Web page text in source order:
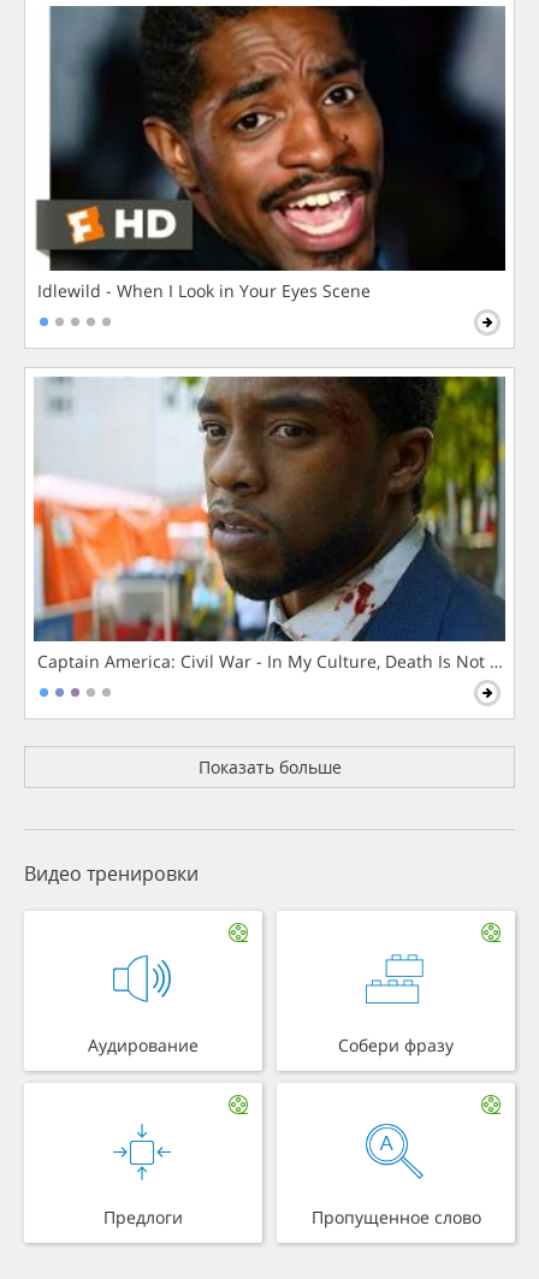
Idlewild - When I Look in Your Eyes Scene
Captain America: Civil War - In My Culture, Death Is Not The
Показать больше
Видео тренировки
Аудирование Собери фразу
Предлоги Пропущенное слово